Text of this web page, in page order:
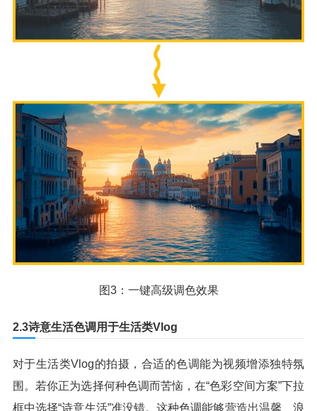
图3：一键高级调色效果
2.3诗意生活色调用于生活类Vlog
对于生活类Vlog的拍摄，合适的色调能为视频增添独特氛
围。若你正为选择何种色调而苦恼，在“色彩空间方案”下拉
框中选择“诗意生活”准没错。这种色调能够营造出温馨、浪